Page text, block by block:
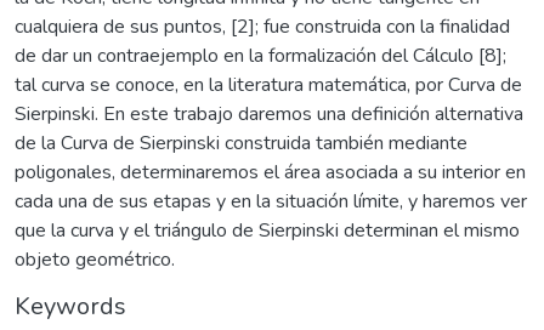
cualquiera de sus puntos, [2]; fue construida con la finalidad
de dar un contraejemplo en la formalización del Cálculo [8];
tal curva se conoce, en la literatura matemática, por Curva de
Sierpinski. En este trabajo daremos una definición alternativa
de la Curva de Sierpinski construida también mediante
poligonales, determinaremos el área asociada a su interior en
cada una de sus etapas y en la situación límite, y haremos ver
que la curva y el triángulo de Sierpinski determinan el mismo
objeto geométrico.
Keywords